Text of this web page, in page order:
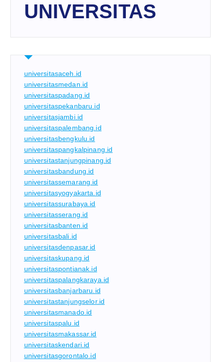
UNIVERSITAS
universitasaceh.id
universitasmedan.id
universitaspadang.id
universitaspekanbaru.id
universitasjambi.id
universitaspalembang.id
universitasbengkulu.id
universitaspangkalpinang.id
universitastanjungpinang.id
universitasbandung.id
universitassemarang.id
universitasyogyakarta.id
universitassurabaya.id
universitasserang.id
universitasbanten.id
universitasbali.id
universitasdenpasar.id
universitaskupang.id
universitaspontianak.id
universitaspalangkaraya.id
universitasbanjarbaru.id
universitastanjungselor.id
universitasmanado.id
universitaspalu.id
universitasmakassar.id
universitaskendari.id
universitasgorontalo.id